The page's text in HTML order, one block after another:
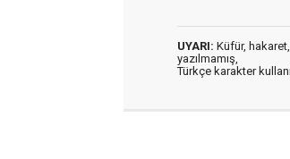
UYARI: Küfür,
yazılmamış,
Türkçe karakter